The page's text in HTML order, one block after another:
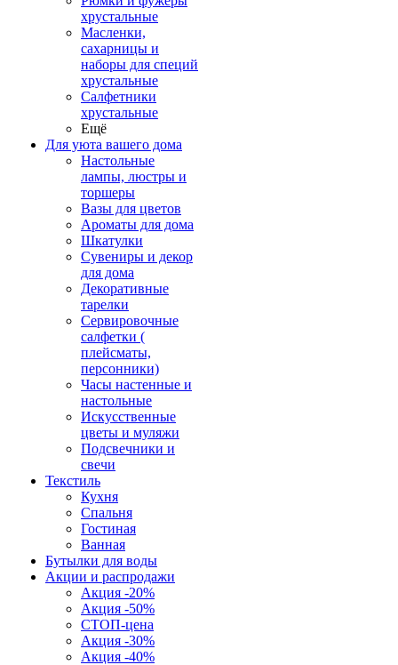
хрустальные
Масленки,
сахарницы и
наборы для специй
хрустальные
Салфетники
хрустальные
Ещё
Для уюта вашего дома
Настольные
лампы, люстры и
торшеры
Вазы для цветов
Ароматы для дома
Шкатулки
Сувениры и декор
для дома
Декоративные
тарелки
Сервировочные
салфетки (
плейсматы,
персонники)
Часы настенные и
настольные
Искусственные
цветы и муляжи
Подсвечники и
свечи
Текстиль
Кухня
Спальня
Гостиная
Ванная
Бутылки для воды
Акции и распродажи
Акция -20%
Акция -50%
СТОП-цена
Акция -30%
Акция -40%